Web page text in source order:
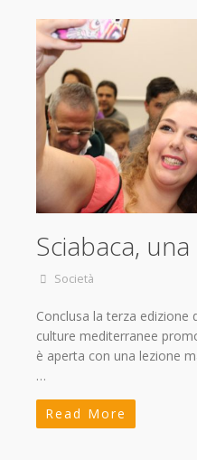
Sciabaca,
Società
Conclusa la terza edizione
culture mediterranee
è aperta con una lezione
…
Read More